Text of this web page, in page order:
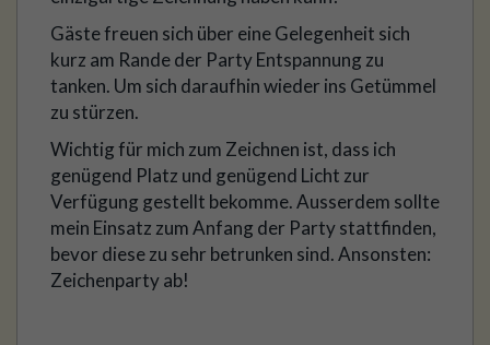
Gäste freuen sich über eine Gelegenheit sich
kurz am Rande der Party Entspannung zu
tanken. Um sich daraufhin wieder ins Getümmel
zu stürzen.
Wichtig für mich zum Zeichnen ist, dass ich
genügend Platz und genügend Licht zur
Verfügung gestellt bekomme. Ausserdem sollte
mein Einsatz zum Anfang der Party stattfinden,
bevor diese zu sehr betrunken sind. Ansonsten:
Zeichenparty ab!